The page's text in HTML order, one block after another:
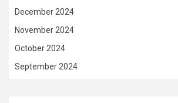
December 2024
November 2024
October 2024
September 2024